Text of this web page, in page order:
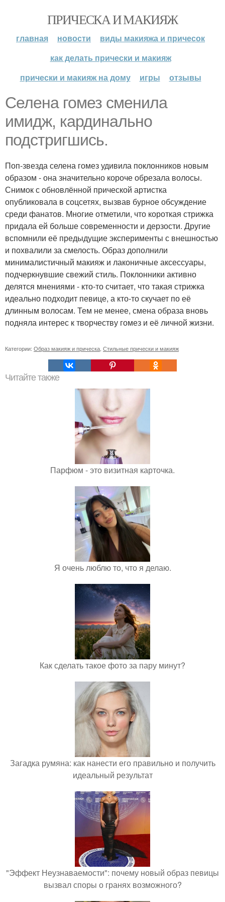
ПРИЧЕСКА И МАКИЯЖ
главная новости
виды макияжа и причесок
как делать прически и макияж
прически и макияж на дому
игры отзывы
Селена гомез сменила
имидж, кардинально
подстригшись.
Поп-звезда селена гомез удивила поклонников новым
образом - она значительно короче обрезала волосы.
Снимок с обновлённой прической артистка
опубликовала в соцсетях, вызвав бурное обсуждение
среди фанатов. Многие отметили, что короткая стрижка
придала ей больше современности и дерзости. Другие
вспомнили её предыдущие эксперименты с внешностью
и похвалили за смелость. Образ дополнили
минималистичный макияж и лаконичные аксессуары,
подчеркнувшие свежий стиль. Поклонники активно
делятся мнениями - кто-то считает, что такая стрижка
идеально подходит певице, а кто-то скучает по её
длинным волосам. Тем не менее, смена образа вновь
подняла интерес к творчеству гомез и её личной жизни.
Категории: Образ макияж и прическа Стильные прически и макияж
Читайте также
Парфюм - это визитная карточка.
Я очень люблю то, что я делаю.
Как сделать такое фото за пару минут?
Загадка румяна: как нанести его правильно и получить
идеальный результат
"Эффект Неузнаваемости": почему новый образ певицы
вызвал споры о гранях возможного?